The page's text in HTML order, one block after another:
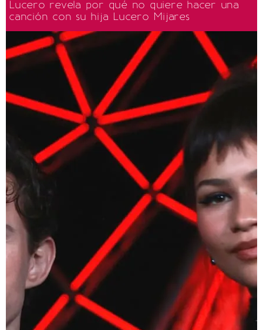
Lucero revela por qué no quiere hacer una
canción con su hija Lucero Mijares